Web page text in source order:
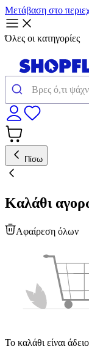
Μετάβαση στο
Όλες οι κατηγορίες
Πίσω
Καλάθι
Αφαίρεση όλων
Το καλάθι είναι άδειο